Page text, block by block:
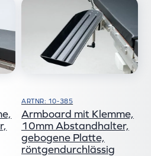
ARTNR: 10-385
Armboard mit Klemme,
10mm Abstandhalter,
gebogene Platte,
röntgendurchlässig